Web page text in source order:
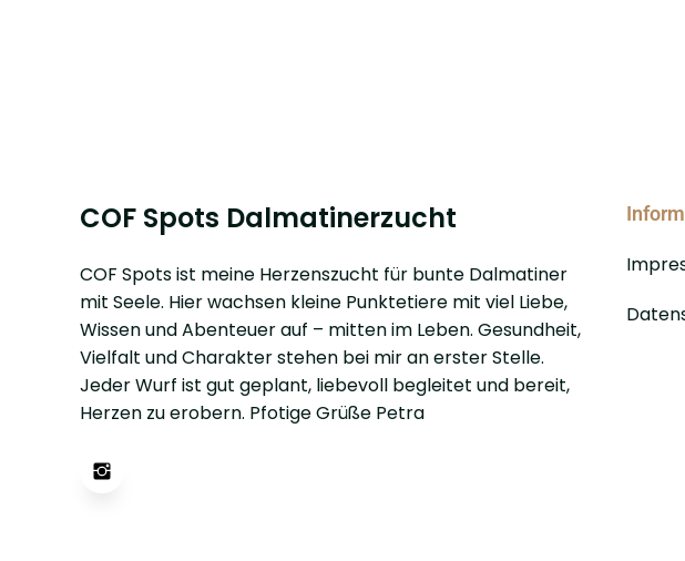
COF Spots Dalmatinerzucht
COF Spots ist meine Herzenszucht für bunte Dalmatiner
mit Seele. Hier wachsen kleine Punktetiere mit viel Liebe,
Wissen und Abenteuer auf – mitten im Leben. Gesundheit,
Vielfalt und Charakter stehen bei mir an erster Stelle.
Jeder Wurf ist gut geplant, liebevoll begleitet und bereit,
Herzen zu erobern. Pfotige Grüße Petra